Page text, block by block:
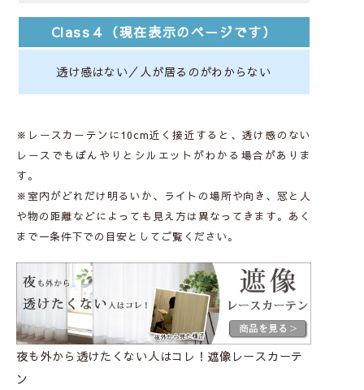
Class４（現在表示のページです）
透け感はない／人が居るのがわからない
※レースカーテンに10cm近く接近すると、透け感のない
レースでもぼんやりとシルエットがわかる場合がありま
す。
※室内がどれだけ明るいか、ライトの場所や向き、窓と人
や物の距離などによっても見え方は異なってきます。あく
まで一条件下での目安としてご覧ください。
夜も外から透けたくない人はコレ！遮像レースカーテ
ン